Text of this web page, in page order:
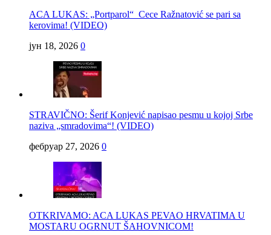
ACA LUKAS: „Portparol“ Cece Ražnatović se pari sa
kerovima! (VIDEO)
јун 18, 2026 0
STRAVIČNO: Šerif Konjević napisao pesmu u kojoj Srbe
naziva „smradovima“! (VIDEO)
фебруар 27, 2026 0
OTKRIVAMO: ACA LUKAS PEVAO HRVATIMA U
MOSTARU OGRNUT ŠAHOVNICOM!